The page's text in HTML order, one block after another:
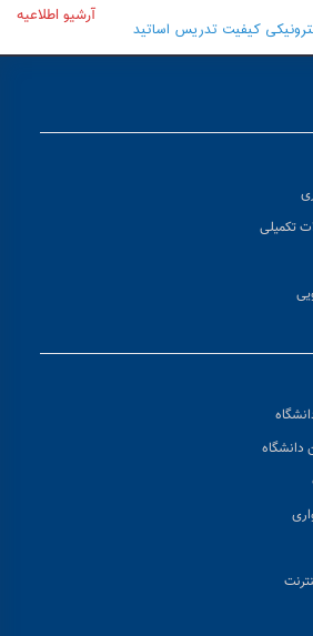
کیفیت تدریس اساتید
آرشیو اطلاعیه
تکمیلی
دانشگاه